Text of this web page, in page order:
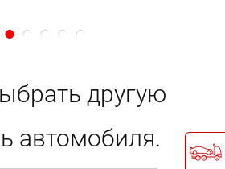
другую
автомобиля.